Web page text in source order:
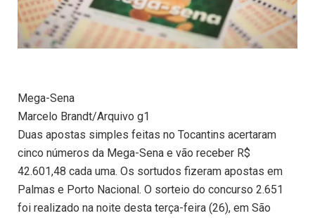
Mega-Sena
Marcelo Brandt/Arquivo g1
Duas apostas simples feitas no Tocantins acertaram
cinco números da Mega-Sena e vão receber R$
42.601,48 cada uma. Os sortudos fizeram apostas em
Palmas e Porto Nacional. O sorteio do concurso 2.651
foi realizado na noite desta terça-feira (26), em São